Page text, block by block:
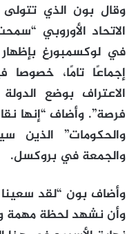
وقال بون الذي تتولى
الاتحاد الأوروبي
في لوكسمبورغ
إجماعًا تامًا، خصوصا
الاعتراف بوضع
فرصة”. وأضاف “إنها
والحكومات”
والجمعة في بروكسل.
وأضاف بون “لقد سعينا
وأن نشهد لحظة مهمة